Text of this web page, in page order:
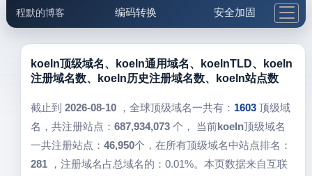
程默的博客 编码转换 安全加固
邮件工具 生活便民 更多工具
5.1支付宝大红包
koeln顶级域名、koeln通用域名、koelnTLD、koeln
注册域名数、koeln历史注册域名数、koeln站点数
截止到 2026-08-10，全球顶级域名一共有： 1603 顶级域
名，共注册站点： 687,934,073 个， 当前koeln顶级域名
一共注册站点： 46,950个，在所有顶级域名中站点排名：
281，注册域名占总域名的：0.01%。本页数据来自互联